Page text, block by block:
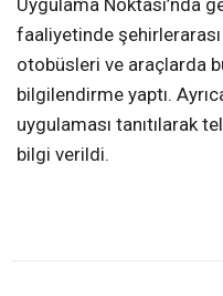
Uygulama Noktası’nda
faaliyetinde şehirlerarası
otobüsleri ve araçlarda
bilgilendirme yaptı.
uygulaması tanıtılarak
bilgi verildi.